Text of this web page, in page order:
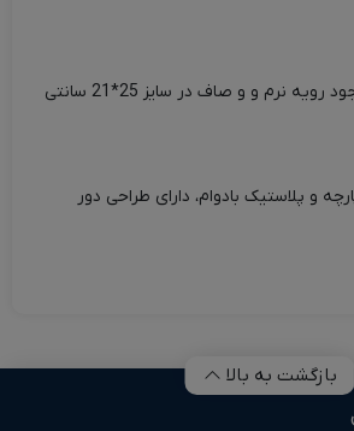
حرکت آسان موس با وجود رویه نرم و و صاف در سایز 25*21 سانتی
و پلاستیک بادوام، دارای طراحی دور
بازگشت به بالا